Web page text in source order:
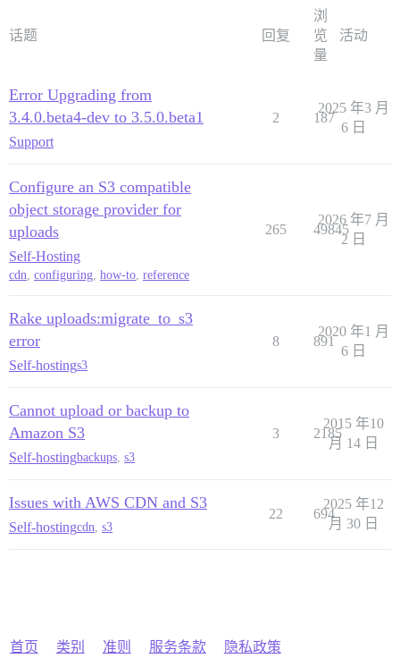
话题 回复
浏
览
量
活动
Error Upgrading from
3.4.0.beta4-dev to 3.5.0.beta1
Support
2 187
2025 年3 月
6 日
Configure an S3 compatible
object storage provider for
uploads
Self-Hosting
cdn configuring how-to reference
265 49845
2026 年7 月
2 日
Rake uploads:migrate_to_s3
error
Self-hostings3
8 891
2020 年1 月
6 日
Cannot upload or backup to
Amazon S3
Self-hostingbackups, s3
3 2185
2015 年10
月 14 日
Issues with AWS CDN and S3
Self-hostingcdn, s3
22 694
2025 年12
月 30 日
首页 类别 准则 服务条款 隐私政策